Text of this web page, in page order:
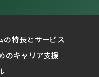
の特長とサービス
のキャリア支援